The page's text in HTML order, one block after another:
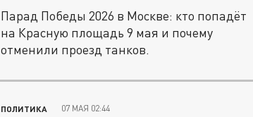
Парад Победы 2026 в Москве: кто попадёт
на Красную площадь 9 мая и почему
отменили проезд танков.
ПОЛИТИКА 07 МАЯ 02:44